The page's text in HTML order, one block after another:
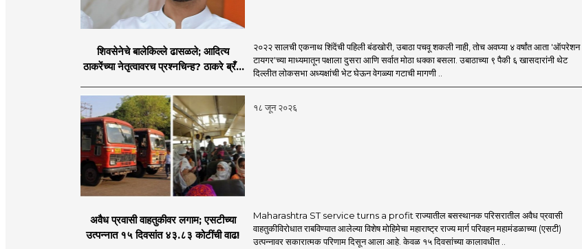
शिवसेनेचे बालेकिल्ले ढासळले; आदित्य
ठाकरेंच्या नेतृत्वावरच प्रश्नचिन्ह? ठाकरे ब्रँड
२०२२ सालची एकनाथ शिंदेंची पहिली बंडखोरी, उबाठा पचवू शकली नाही, तोच अवघ्या ४ वर्षांत आता 'ऑपरेशन
टायगर'च्या माध्यमातून पक्षाला दुसरा आणि सर्वात मोठा धक्का बसला. उबाठाच्या ९ पैकी ६ खासदारांनी थेट
दिल्लीत लोकसभा अध्यक्षांची भेट घेऊन वेगळ्या गटाची मागणी ..
१८ जून २०२६
अवैध प्रवासी वाहतुकीवर लगाम; एसटीच्या
उत्पन्नात १५ दिवसांत ४३.८३ कोटींची वाढ!
Maharashtra ST service turns a profit राज्यातील बसस्थानक परिसरातील अवैध प्रवासी
वाहतुकीविरोधात राबविण्यात आलेल्या विशेष मोहिमेचा महाराष्ट्र राज्य मार्ग परिवहन महामंडळाच्या (एसटी)
उत्पन्नावर सकारात्मक परिणाम दिसून आला आहे. केवळ १५ दिवसांच्या कालावधीत ..